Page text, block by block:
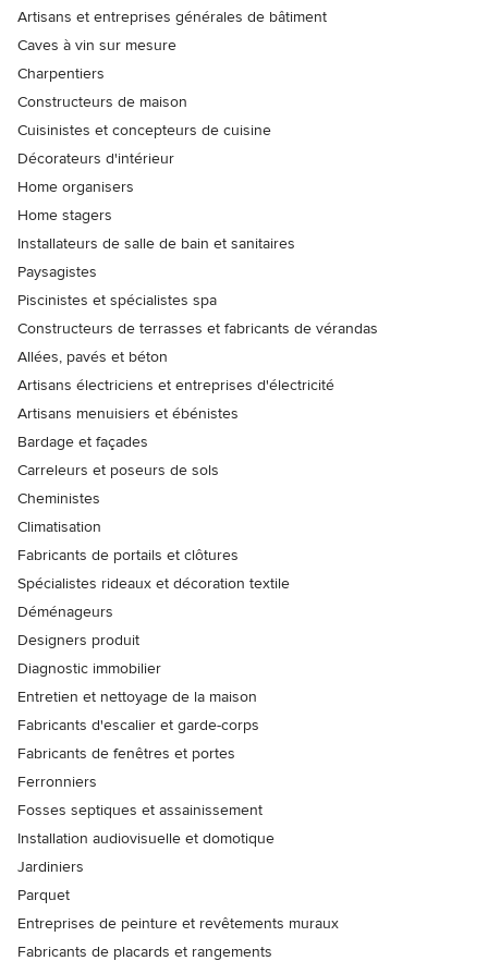
Artisans et entreprises générales de bâtiment
Caves à vin sur mesure
Charpentiers
Constructeurs de maison
Cuisinistes et concepteurs de cuisine
Décorateurs d'intérieur
Home organisers
Home stagers
Installateurs de salle de bain et sanitaires
Paysagistes
Piscinistes et spécialistes spa
Constructeurs de terrasses et fabricants de vérandas
Allées, pavés et béton
Artisans électriciens et entreprises d'électricité
Artisans menuisiers et ébénistes
Bardage et façades
Carreleurs et poseurs de sols
Cheministes
Climatisation
Fabricants de portails et clôtures
Spécialistes rideaux et décoration textile
Déménageurs
Designers produit
Diagnostic immobilier
Entretien et nettoyage de la maison
Fabricants d'escalier et garde-corps
Fabricants de fenêtres et portes
Ferronniers
Fosses septiques et assainissement
Installation audiovisuelle et domotique
Jardiniers
Parquet
Entreprises de peinture et revêtements muraux
Fabricants de placards et rangements